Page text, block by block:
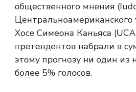
общественного мнения
Центральноамериканского
Хосе Симеона Каньяса
претендентов набрали в
этому прогнозу ни один из
более 5% голосов.